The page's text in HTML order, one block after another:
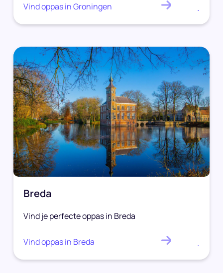
Vind oppas in Groningen .
Breda
Vind je perfecte oppas in Breda
Vind oppas in Breda .